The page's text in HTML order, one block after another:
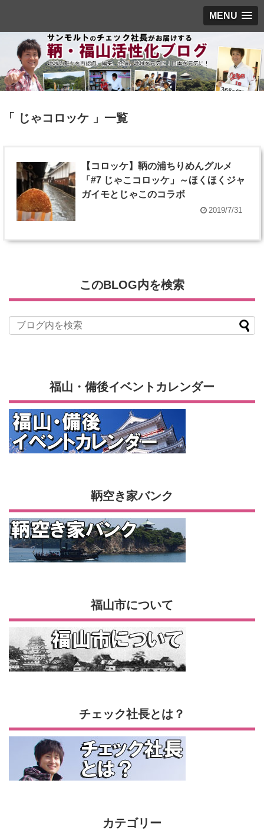
MENU
「 じゃコロッケ 」一覧
【コロッケ】鞆の浦ちりめんグルメ
「#7 じゃこコロッケ」～ほくほくジャ
ガイモとじゃこのコラボ
2019/7/31
このBLOG内を検索
福山・備後イベントカレンダー
鞆空き家バンク
福山市について
チェック社長とは？
カテゴリー